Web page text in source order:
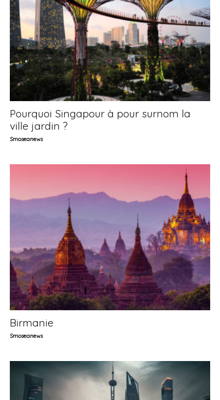
Pourquoi Singapour à pour surnom la
ville jardin ?
Smoseanews
Birmanie
Smoseanews